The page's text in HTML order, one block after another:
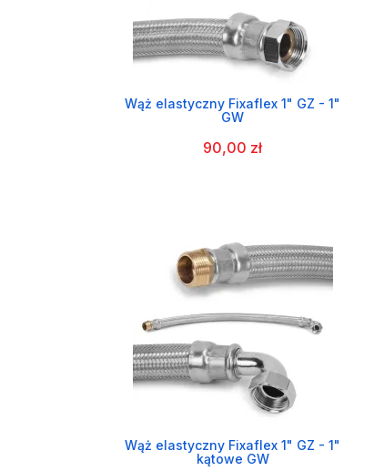
Wąż elastyczny Fixaflex 1" GZ - 1"
GW
90,00 zł
Wąż elastyczny Fixaflex 1" GZ - 1"
kątowe GW